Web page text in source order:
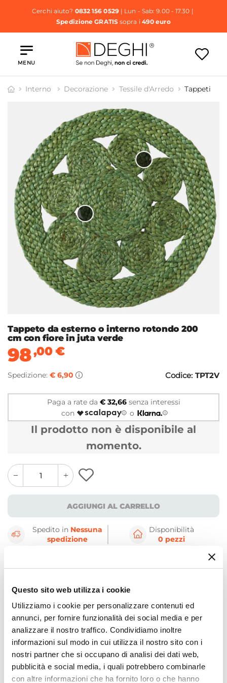
Questo sito web utilizza i cookie
Utilizziamo i cookie per personalizzare contenuti ed
annunci, per fornire funzionalità dei social media e per
analizzare il nostro traffico. Condividiamo inoltre
informazioni sul modo in cui utilizza il nostro sito con i
nostri partner che si occupano di analisi dei dati web,
pubblicità e social media, i quali potrebbero combinarle
con altre informazioni che ha fornito loro o che hanno
Cerchi aiuto? 0832 156 0529| Lun - Sab: 9.00 - 17.30 |
Spedizione GRATISsopra i 490 euro
MENU
Interno Decorazione Tessile d'Arredo Tappeti
Tappeto da esterno o interno rotondo 200
cm con fiore in juta verde
98,00€
Spedizione: € 6,90 Codice: TPT2V
Paga a rate da € 32,66senza interessi
con
o
Il prodotto non è disponibile al
momento.
quantity
button
quantity
minus
button
AGGIUNGI AL CARRELLO
Spedito in Nessuna
spedizione
Disponibilità
0 pezzi
Dettagli Prodotto
Nelle zone di passaggio, all’ingresso o in un’area
del living, arreda con un tappeto in juta che porta
in casa un sapore esotico e si accosta allo stile